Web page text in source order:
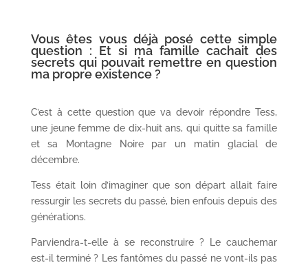
Vous êtes vous déjà posé cette simple
question : Et si ma famille cachait des
secrets qui pouvait remettre en question
ma propre existence ?
C’est à cette question que va devoir répondre Tess,
une jeune femme de dix-huit ans, qui quitte sa famille
et sa Montagne Noire par un matin glacial de
décembre.
Tess était loin d’imaginer que son départ allait faire
ressurgir les secrets du passé, bien enfouis depuis des
générations.
Parviendra-t-elle à se reconstruire ? Le cauchemar
est-il terminé ? Les fantômes du passé ne vont-ils pas